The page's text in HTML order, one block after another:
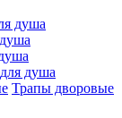
душа
душа
Трапы дворовые